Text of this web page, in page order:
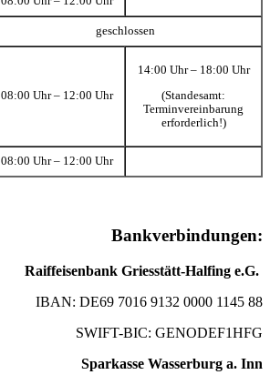
geschlossen
08:00 Uhr – 12:00 Uhr
14:00 Uhr – 18:00 Uhr
(Standesamt:
Terminvereinbarung
erforderlich!)
08:00 Uhr – 12:00 Uhr
Bankverbindungen:
Raiffeisenbank Griesstätt-Halfing e.G.
IBAN: DE69 7016 9132 0000 1145 88
SWIFT-BIC: GENODEF1HFG
Sparkasse Wasserburg a. Inn